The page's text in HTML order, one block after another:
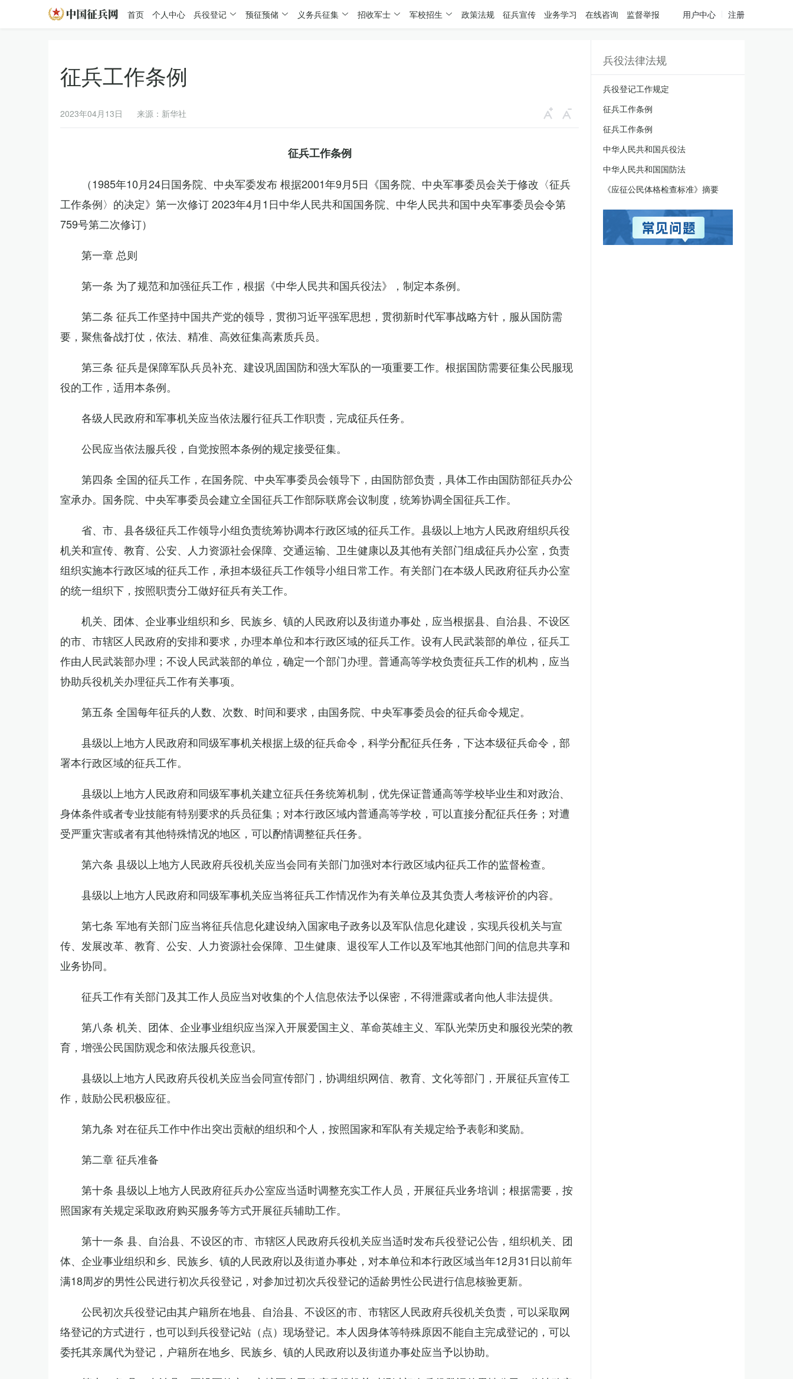
首页 个人中心 兵役登记 预征预储 义务兵征集 招收军士 军校招生 政策法规 征兵宣传 业务学习 在线咨询 监督举报 用户中心 注册
征兵工作条例
2023年04月13日 来源：新华社
征兵工作条例
（1985年10月24日国务院、中央军委发布 根据2001年9月5日《国务院、中央军事委员会关于修改〈征兵
工作条例〉的决定》第一次修订 2023年4月1日中华人民共和国国务院、中华人民共和国中央军事委员会令第
759号第二次修订）
第一章 总则
第一条 为了规范和加强征兵工作，根据《中华人民共和国兵役法》，制定本条例。
第二条 征兵工作坚持中国共产党的领导，贯彻习近平强军思想，贯彻新时代军事战略方针，服从国防需
要，聚焦备战打仗，依法、精准、高效征集高素质兵员。
第三条 征兵是保障军队兵员补充、建设巩固国防和强大军队的一项重要工作。根据国防需要征集公民服现
役的工作，适用本条例。
各级人民政府和军事机关应当依法履行征兵工作职责，完成征兵任务。
公民应当依法服兵役，自觉按照本条例的规定接受征集。
第四条 全国的征兵工作，在国务院、中央军事委员会领导下，由国防部负责，具体工作由国防部征兵办公
室承办。国务院、中央军事委员会建立全国征兵工作部际联席会议制度，统筹协调全国征兵工作。
省、市、县各级征兵工作领导小组负责统筹协调本行政区域的征兵工作。县级以上地方人民政府组织兵役
机关和宣传、教育、公安、人力资源社会保障、交通运输、卫生健康以及其他有关部门组成征兵办公室，负责
组织实施本行政区域的征兵工作，承担本级征兵工作领导小组日常工作。有关部门在本级人民政府征兵办公室
的统一组织下，按照职责分工做好征兵有关工作。
机关、团体、企业事业组织和乡、民族乡、镇的人民政府以及街道办事处，应当根据县、自治县、不设区
的市、市辖区人民政府的安排和要求，办理本单位和本行政区域的征兵工作。设有人民武装部的单位，征兵工
作由人民武装部办理；不设人民武装部的单位，确定一个部门办理。普通高等学校负责征兵工作的机构，应当
协助兵役机关办理征兵工作有关事项。
第五条 全国每年征兵的人数、次数、时间和要求，由国务院、中央军事委员会的征兵命令规定。
县级以上地方人民政府和同级军事机关根据上级的征兵命令，科学分配征兵任务，下达本级征兵命令，部
署本行政区域的征兵工作。
县级以上地方人民政府和同级军事机关建立征兵任务统筹机制，优先保证普通高等学校毕业生和对政治、
身体条件或者专业技能有特别要求的兵员征集；对本行政区域内普通高等学校，可以直接分配征兵任务；对遭
受严重灾害或者有其他特殊情况的地区，可以酌情调整征兵任务。
第六条 县级以上地方人民政府兵役机关应当会同有关部门加强对本行政区域内征兵工作的监督检查。
县级以上地方人民政府和同级军事机关应当将征兵工作情况作为有关单位及其负责人考核评价的内容。
第七条 军地有关部门应当将征兵信息化建设纳入国家电子政务以及军队信息化建设，实现兵役机关与宣
传、发展改革、教育、公安、人力资源社会保障、卫生健康、退役军人工作以及军地其他部门间的信息共享和
业务协同。
征兵工作有关部门及其工作人员应当对收集的个人信息依法予以保密，不得泄露或者向他人非法提供。
第八条 机关、团体、企业事业组织应当深入开展爱国主义、革命英雄主义、军队光荣历史和服役光荣的教
育，增强公民国防观念和依法服兵役意识。
县级以上地方人民政府兵役机关应当会同宣传部门，协调组织网信、教育、文化等部门，开展征兵宣传工
作，鼓励公民积极应征。
第九条 对在征兵工作中作出突出贡献的组织和个人，按照国家和军队有关规定给予表彰和奖励。
第二章 征兵准备
第十条 县级以上地方人民政府征兵办公室应当适时调整充实工作人员，开展征兵业务培训；根据需要，按
照国家有关规定采取政府购买服务等方式开展征兵辅助工作。
第十一条 县、自治县、不设区的市、市辖区人民政府兵役机关应当适时发布兵役登记公告，组织机关、团
体、企业事业组织和乡、民族乡、镇的人民政府以及街道办事处，对本单位和本行政区域当年12月31日以前年
满18周岁的男性公民进行初次兵役登记，对参加过初次兵役登记的适龄男性公民进行信息核验更新。
公民初次兵役登记由其户籍所在地县、自治县、不设区的市、市辖区人民政府兵役机关负责，可以采取网
络登记的方式进行，也可以到兵役登记站（点）现场登记。本人因身体等特殊原因不能自主完成登记的，可以
委托其亲属代为登记，户籍所在地乡、民族乡、镇的人民政府以及街道办事处应当予以协助。
兵役法律法规
兵役登记工作规定
征兵工作条例
征兵工作条例
中华人民共和国兵役法
中华人民共和国国防法
《应征公民体格检查标准》摘要